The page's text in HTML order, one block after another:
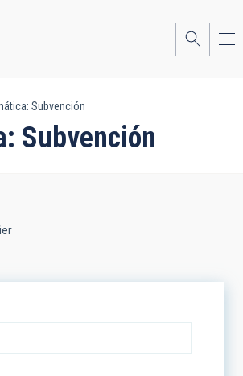
Subvención
Subvención